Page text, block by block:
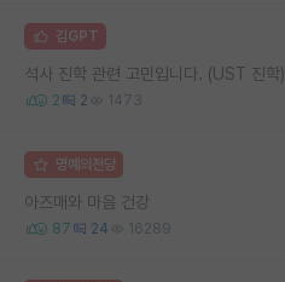
김GPT
석사 진학 관련 고민입니다. (UST 진학)
2 2 1473
명예의전당
아즈매와 마음 건강
87 24 16289